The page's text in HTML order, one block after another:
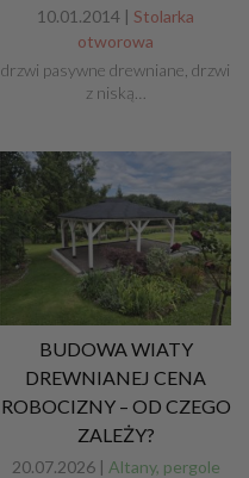
10.01.2014 | Stolarka
otworowa
drzwi pasywne drewniane, drzwi
z niską…
BUDOWA WIATY
DREWNIANEJ CENA
ROBOCIZNY – OD CZEGO
ZALEŻY?
20.07.2026 | Altany, pergole